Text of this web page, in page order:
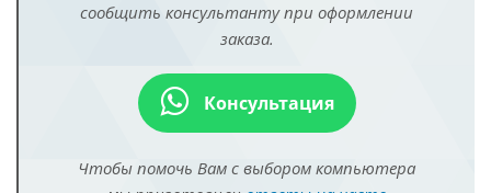
сообщить консультанту при оформлении
заказа.
Консультация
Чтобы помочь Вам с выбором компьютера